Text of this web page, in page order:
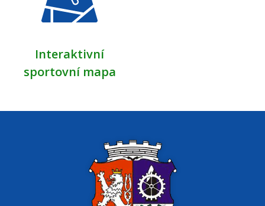
Interaktivní
sportovní mapa